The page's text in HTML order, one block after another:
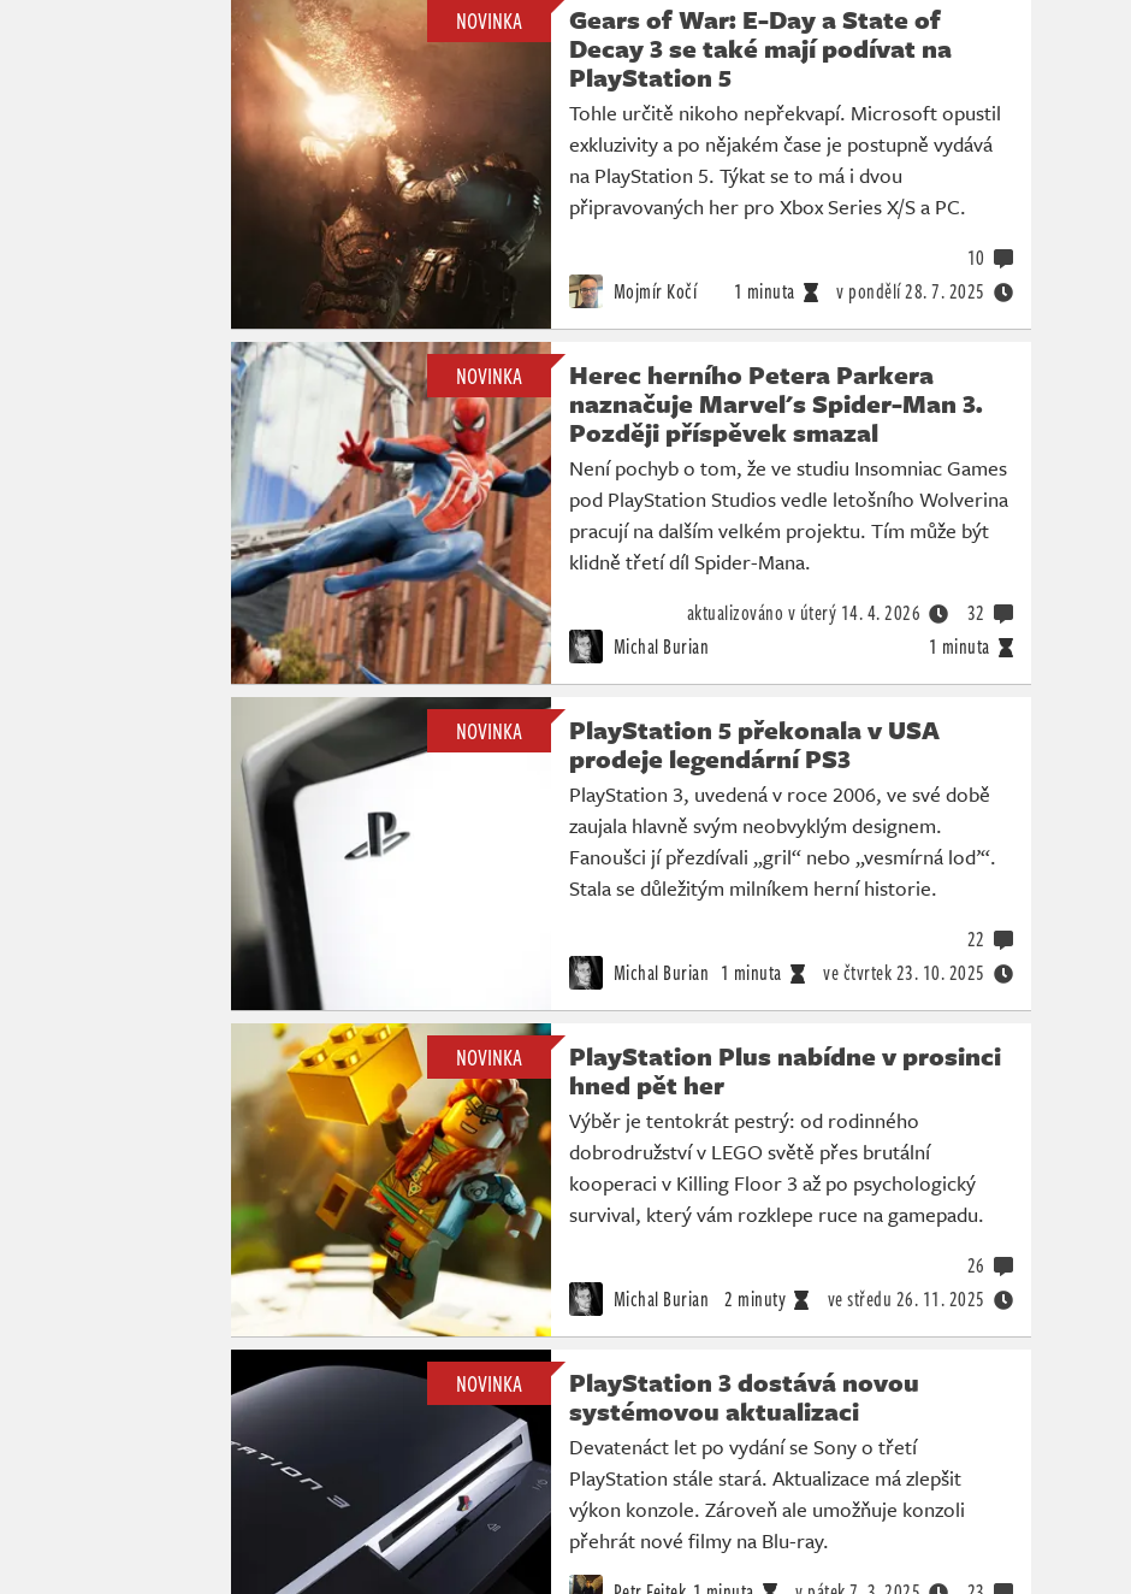
NOVINKA
Gears of War: E-Day a State of
Decay 3 se také mají podívat na
PlayStation 5
Tohle určitě nikoho nepřekvapí. Microsoft opustil
exkluzivity a po nějakém čase je postupně vydává
na PlayStation 5. Týkat se to má i dvou
připravovaných her pro Xbox Series X/S a PC.
Mojmír Kočí 1 minuta v pondělí28. 7. 2025
10
NOVINKA
Herec herního Petera Parkera
naznačuje Marvel's Spider-Man 3.
Později příspěvek smazal
Není pochyb o tom, že ve studiu Insomniac Games
pod PlayStation Studios vedle letošního Wolverina
pracují na dalším velkém projektu. Tím může být
klidně třetí díl Spider-Mana.
Michal Burian 1 minuta
aktualizováno v úterý 14. 4. 2026 32
NOVINKA
PlayStation 5 překonala v USA
prodeje legendární PS3
PlayStation 3, uvedená v roce 2006, ve své době
zaujala hlavně svým neobvyklým designem.
Fanoušci jí přezdívali „gril“ nebo „vesmírná loď“.
Stala se důležitým milníkem herní historie.
Michal Burian 1 minuta ve čtvrtek23. 10. 2025
22
NOVINKA
PlayStation Plus nabídne v prosinci
hned pět her
Výběr je tentokrát pestrý: od rodinného
dobrodružství v LEGO světě přes brutální
kooperaci v Killing Floor 3 až po psychologický
survival, který vám rozklepe ruce na gamepadu.
Michal Burian 2 minuty ve středu 26. 11. 2025
26
NOVINKA
PlayStation 3 dostává novou
systémovou aktualizaci
Devatenáct let po vydání se Sony o třetí
PlayStation stále stará. Aktualizace má zlepšit
výkon konzole. Zároveň ale umožňuje konzoli
přehrát nové filmy na Blu-ray.